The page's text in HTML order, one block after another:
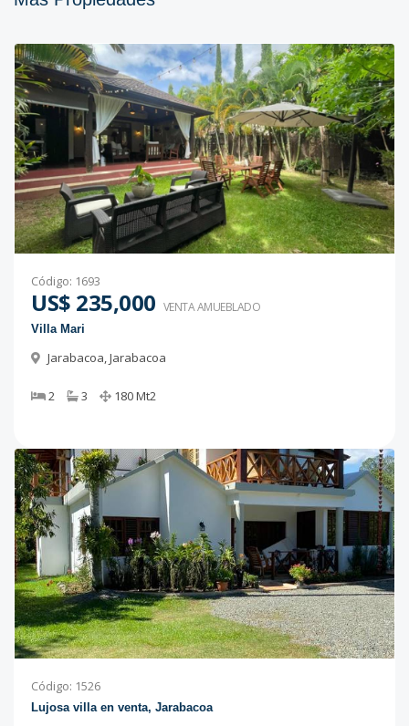
Código: 1693
US$ 235,000 VENTA AMUEBLADO
Villa Mari
Jarabacoa,Jarabacoa
2 3 180Mt2
Código: 1526
Lujosa villa en venta, Jarabacoa